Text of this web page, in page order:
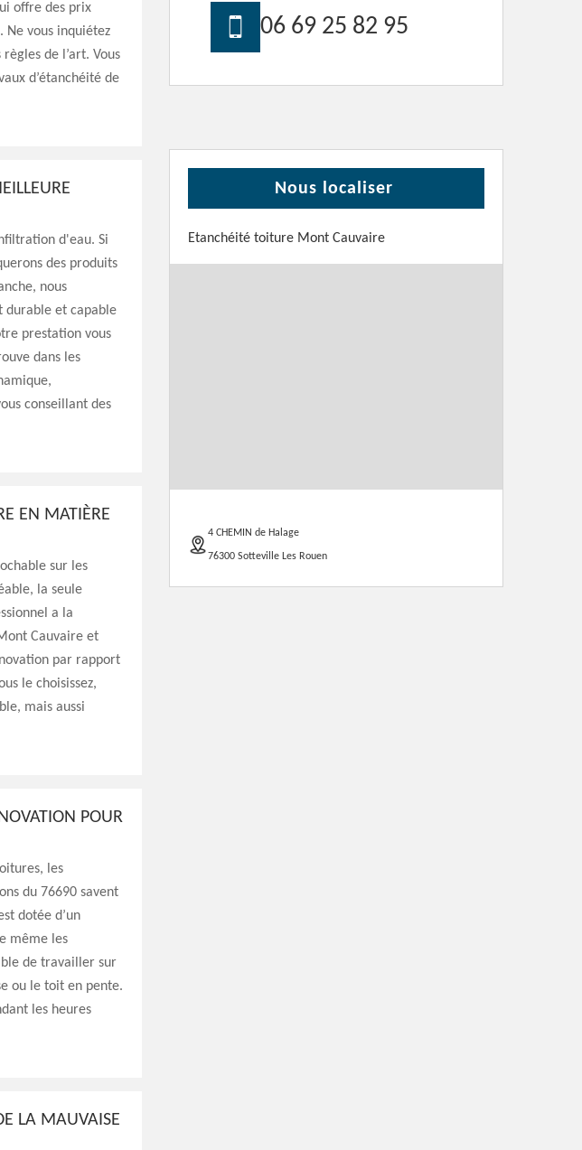
offre des prix
Ne vous inquiétez
de l’art. Vous
d’étanchéité de
d'eau. Si
des produits
nous
durable et capable
prestation vous
dans les
conseillant des
EN MATIÈRE
sur les
la seule
a la
Cauvaire et
par rapport
le choisissez,
mais aussi
POUR
les
du 76690 savent
dotée d’un
même les
de travailler sur
ou le toit en pente.
les heures
LA MAUVAISE
06 69 25 82 95
Nous localiser
Etanchéité toiture Mont Cauvaire
4 CHEMIN de Halage
76300 Sotteville Les Rouen